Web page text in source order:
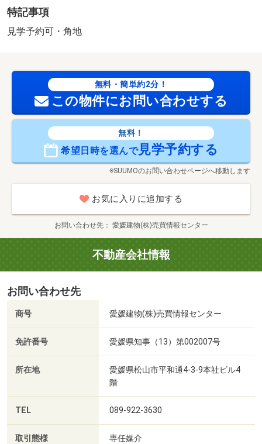
特記事項
見学予約可・角地
無料・簡単約2分！
この物件にお問い合わせする
無料！
希望日時を選んで見学予約する
※SUUMOのお問い合わせページへ移動します
お気に入りに追加する
お問い合わせ先 愛媛建物(株)売買情報センター
不動産会社情報
お問い合わせ先
商号 愛媛建物(株)売買情報センター
免許番号 愛媛県知事（13）第002007号
所在地
愛媛県松山市平和通4-3-9本社ビル4
階
TEL 089-922-3630
取引態様 専任媒介